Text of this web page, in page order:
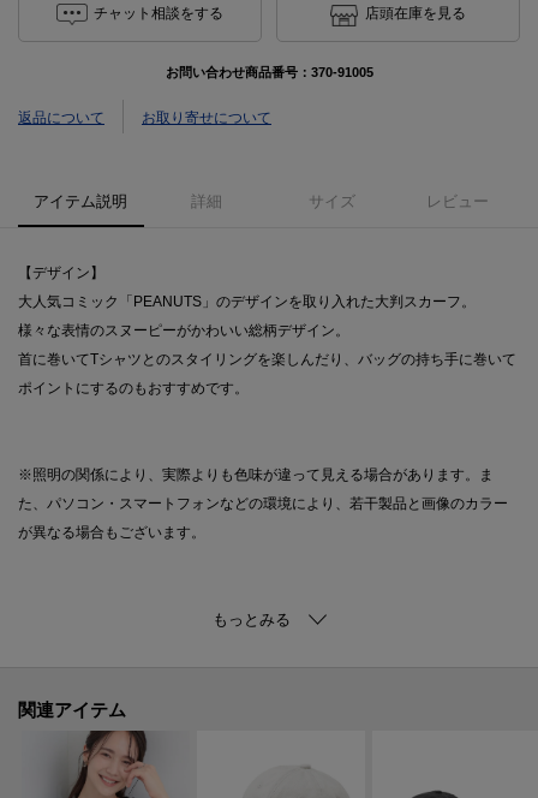
チャット相談をする 店頭在庫を見る
お問い合わせ商品番号： 370-91005
返品について お取り寄せについて
アイテム説明 詳細 サイズ レビュー
【デザイン】
大人気コミック「PEANUTS」のデザインを取り入れた大判スカーフ。
様々な表情のスヌーピーがかわいい総柄デザイン。
首に巻いてTシャツとのスタイリングを楽しんだり、バッグの持ち手に巻いて
ポイントにするのもおすすめです。
※照明の関係により、実際よりも色味が違って見える場合があります。ま
た、パソコン・スマートフォンなどの環境により、若干製品と画像のカラー
が異なる場合もございます。
関連アイテム